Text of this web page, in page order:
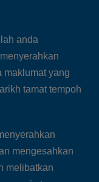
anda
maklumat yang
tamat tempoh
mengesahkan
melibatkan